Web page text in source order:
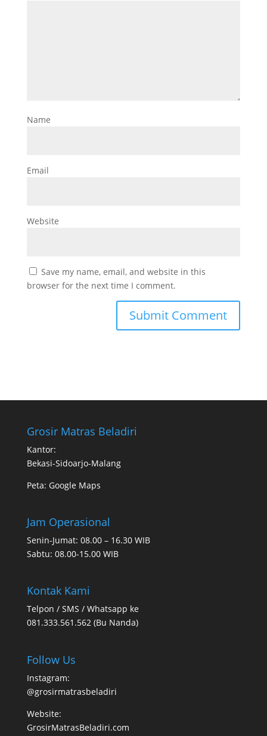
Name
Email
Website
Save my name, email, and website in this
browser for the next time I comment.
Grosir Matras Beladiri
Kantor:
Bekasi-Sidoarjo-Malang
Peta: Google Maps
Jam Operasional
Senin-Jumat: 08.00 – 16.30 WIB
Sabtu: 08.00-15.00 WIB
Kontak Kami
Telpon / SMS / Whatsapp ke
081.333.561.562 (Bu Nanda)
Follow Us
Instagram:
@grosirmatrasbeladiri
Website:
GrosirMatrasBeladiri.com